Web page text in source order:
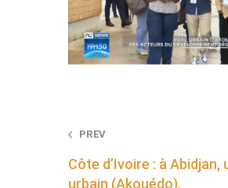
Post
navigation
PREV
Côte d’Ivoire : à
urbain (Akouédo).